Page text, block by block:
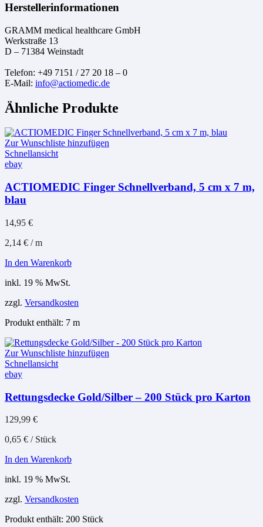
Herstellerinformationen
GRAMM medical healthcare GmbH
Werkstraße 13
D – 71384 Weinstadt
Telefon: +49 7151 / 27 20 18 – 0
E-Mail: info@actiomedic.de
Ähnliche Produkte
Zur Wunschliste hinzufügen
Schnellansicht
ebay
ACTIOMEDIC Finger Schnellverband, 5 cm x 7 m,
blau
14,95 €
2,14 € /m
In den Warenkorb
inkl. 19 % MwSt.
zzgl. Versandkosten
Produkt enthält: 7 m
Zur Wunschliste hinzufügen
Schnellansicht
ebay
Rettungsdecke Gold/Silber – 200 Stück pro Karton
129,99 €
0,65 € / Stück
In den Warenkorb
inkl. 19 % MwSt.
zzgl. Versandkosten
Produkt enthält: 200 Stück